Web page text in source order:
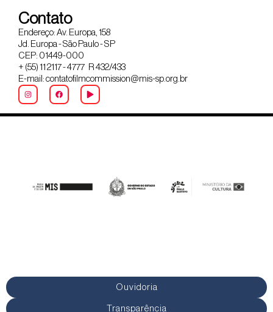
Contato
Endereço: Av. Europa, 158
Jd. Europa - São Paulo - SP
CEP: 01449-000
+ (55) 11 2117 - 4777 R 432/433
E-mail: contatofilmcommission@mis-sp.org.br
Ouvidoria
Transparência